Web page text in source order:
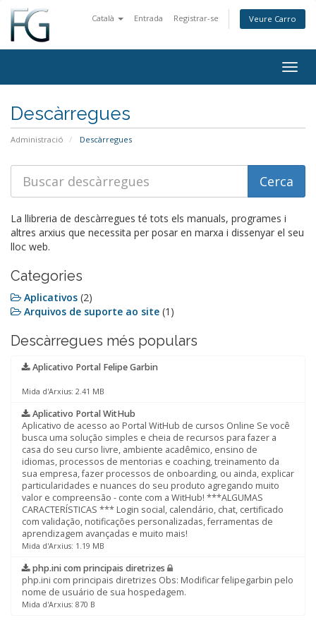
Català Entrada Registrar-se Veure Carro
Descàrregues
Administració Descàrregues
La llibreria de descàrregues té tots els manuals, programes i
altres arxius que necessita per posar en marxa i dissenyar el seu
lloc web.
Categories
Aplicativos (2)
Arquivos de suporte ao site (1)
Descàrregues més populars
Aplicativo Portal Felipe Garbin
Mida d'Arxius: 2.41 MB
Aplicativo Portal WitHub
Aplicativo de acesso ao Portal WitHub de cursos Online Se você
busca uma solução simples e cheia de recursos para fazer a
casa do seu curso livre, ambiente acadêmico, ensino de
idiomas, processos de mentorias e coaching, treinamento da
sua empresa, fazer processos de onboarding, ou ainda, explicar
particularidades e nuances do seu produto agregando muito
valor e compreensão - conte com a WitHub! ***ALGUMAS
CARACTERÍSTICAS *** Login social, calendário, chat, certificado
com validação, notificações personalizadas, ferramentas de
aprendizagem avançadas e muito mais!
Mida d'Arxius: 1.19 MB
php.ini com principais diretrizes
php.ini com principais diretrizes Obs: Modificar felipegarbin pelo
nome de usuário de sua hospedagem.
Mida d'Arxius: 870 B